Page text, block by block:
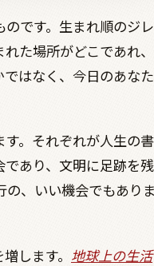
のです。生まれ順のジレ
た場所がどこであれ、
はなく、今日のあなた
。それぞれが人生の書
あり、文明に足跡を残
の、いい機会でもありま
します。 地球上の生活